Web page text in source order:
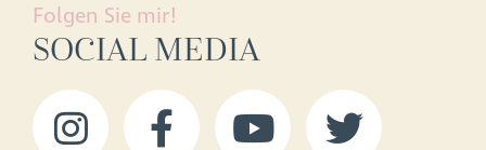
Folgen Sie mir!
SOCIAL MEDIA